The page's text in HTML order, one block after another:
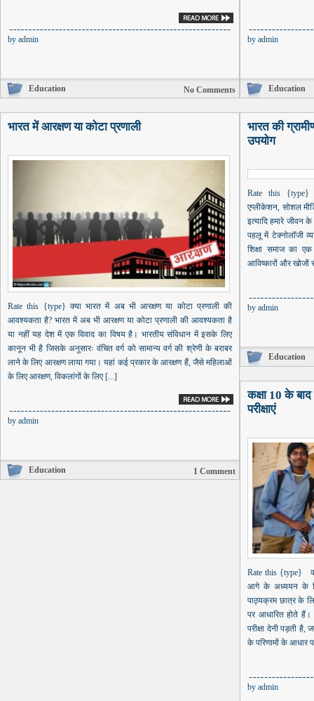
by admin
Education No Comments
by admin
Education
भारत में आरक्षण या कोटा प्रणाली
Rate this {type} क्या भारत में अब भी आरक्षण या कोटा प्रणाली की
आवश्यकता है? भारत में अब भी आरक्षण या कोटा प्रणाली की आवश्यकता है
या नहीं यह देश में एक विवाद का विषय है। भारतीय संविधान में इसके लिए
कानून भी है जिसके अनुसारः वंचित वर्ग को सामान्य वर्ग की श्रेणी के बराबर
लाने के लिए आरक्षण लाया गया। यहां कई प्रकार के आरक्षण हैं, जैसे महिलाओं
के लिए आरक्षण, विकलांगों के लिए [...]
by admin
Education 1 Comment
भारत की
उपयोग
Rate this {type}
एप्लीकेशन, सोशल
इत्यादि हमारे
पहलू में टेक्नोलॉजी
शिक्षा समाज का
आविष्कारों और
by admin
Education
कक्षा 10 के
परीक्षाएं
Rate this {type}
आगे के अध्ययन के
पाठ्यक्रम छात्र के
पर आधारित होते
परीक्षा देनी पड़ती
के परिणामों के आधार
by admin